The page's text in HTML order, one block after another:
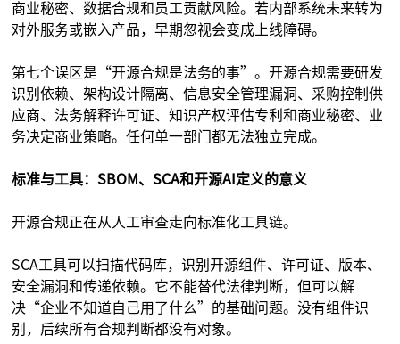
商业秘密、数据合规和员工贡献风险。若内部系统未来转为
对外服务或嵌入产品，早期忽视会变成上线障碍。
第七个误区是“开源合规是法务的事”。开源合规需要研发
识别依赖、架构设计隔离、信息安全管理漏洞、采购控制供
应商、法务解释许可证、知识产权评估专利和商业秘密、业
务决定商业策略。任何单一部门都无法独立完成。
标准与工具：SBOM、SCA和开源AI定义的意义
开源合规正在从人工审查走向标准化工具链。
SCA工具可以扫描代码库，识别开源组件、许可证、版本、
安全漏洞和传递依赖。它不能替代法律判断，但可以解
决“企业不知道自己用了什么”的基础问题。没有组件识
别，后续所有合规判断都没有对象。